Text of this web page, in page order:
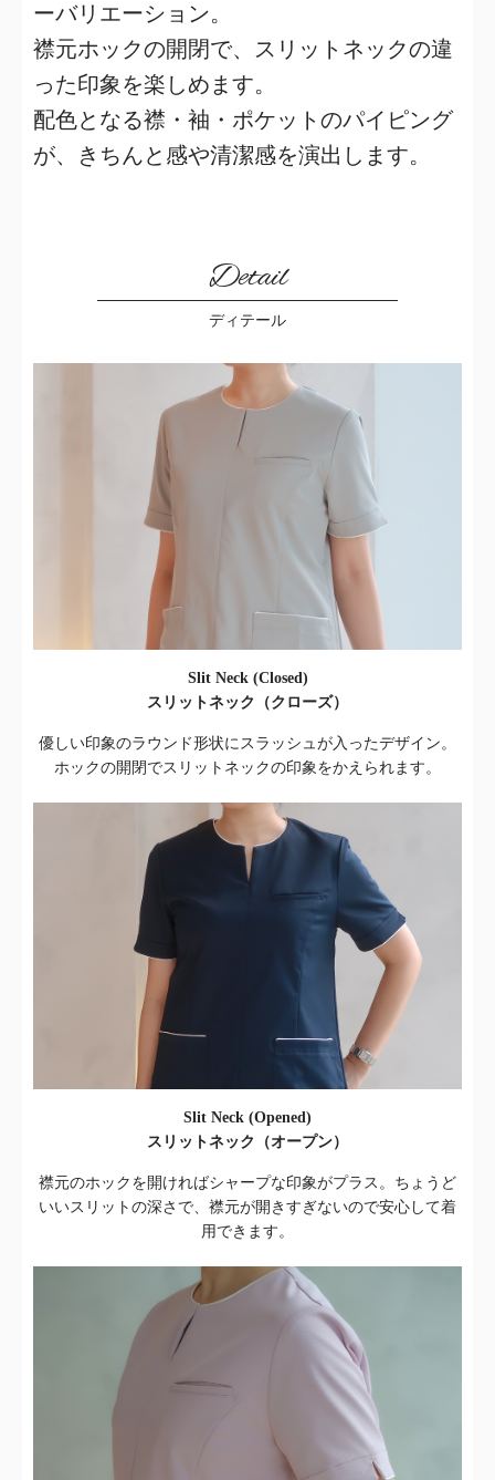
ーバリエーション。
襟元ホックの開閉で、スリットネックの違
った印象を楽しめます。
配色となる襟・袖・ポケットのパイピング
が、きちんと感や清潔感を演出します。
Detail
ディテール
Slit Neck (Closed)
スリットネック（クローズ）
優しい印象のラウンド形状にスラッシュが入ったデザイン。
ホックの開閉でスリットネックの印象をかえられます。
Slit Neck (Opened)
スリットネック（オープン）
襟元のホックを開ければシャープな印象がプラス。ちょうど
いいスリットの深さで、襟元が開きすぎないので安心して着
用できます。